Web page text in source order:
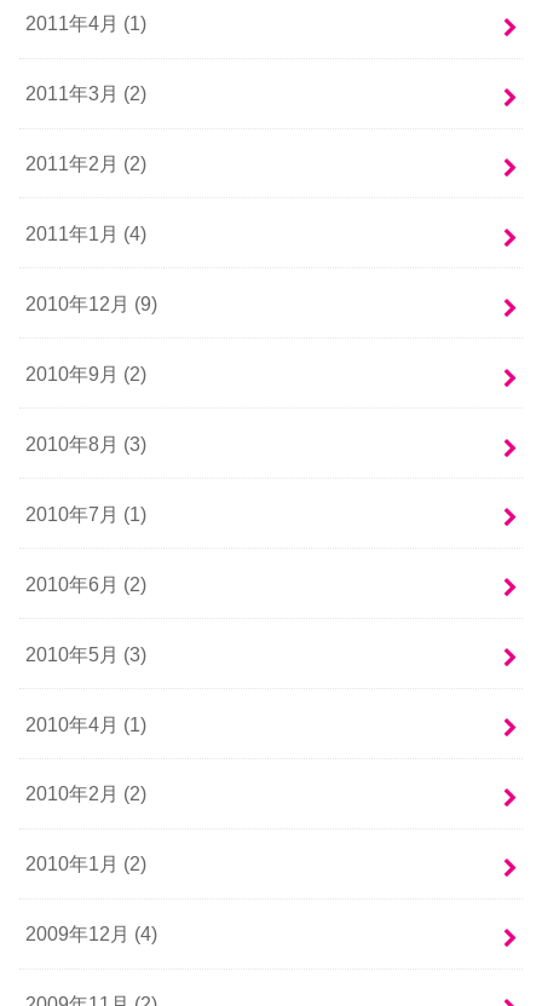
2011年4月 (1)
2011年3月 (2)
2011年2月 (2)
2011年1月 (4)
2010年12月 (9)
2010年9月 (2)
2010年8月 (3)
2010年7月 (1)
2010年6月 (2)
2010年5月 (3)
2010年4月 (1)
2010年2月 (2)
2010年1月 (2)
2009年12月 (4)